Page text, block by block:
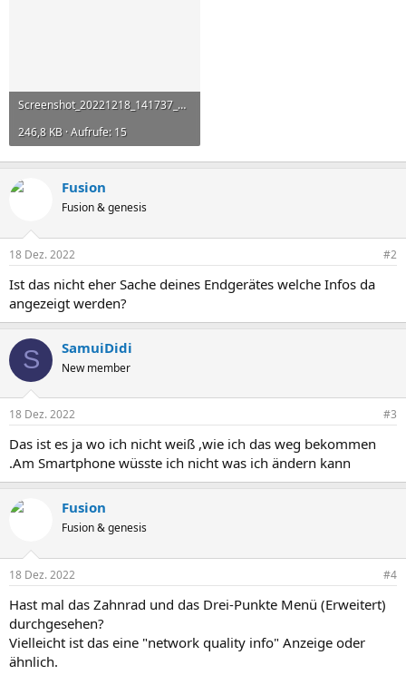
Screenshot_20221218_141737_Settings.jpg
246,8 KB · Aufrufe: 15
Fusion
Fusion & genesis
18 Dez. 2022 #2
Ist das nicht eher Sache deines Endgerätes welche Infos da
angezeigt werden?
S SamuiDidi
New member
18 Dez. 2022 #3
Das ist es ja wo ich nicht weiß ,wie ich das weg bekommen
.Am Smartphone wüsste ich nicht was ich ändern kann
Fusion
Fusion & genesis
18 Dez. 2022 #4
Hast mal das Zahnrad und das Drei-Punkte Menü (Erweitert)
durchgesehen?
Vielleicht ist das eine "network quality info" Anzeige oder
ähnlich.